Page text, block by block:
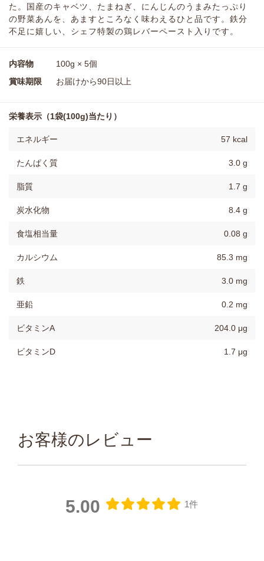
た。国産のキャベツ、たまねぎ、にんじんのうまみたっぷり
の野菜あんを、あますところなく味わえるひと品です。鉄分
不足に嬉しい、シェフ特製の鶏レバーペースト入りです。
内容物
100g × 5個
賞味期限
お届けから90日以上
栄養表示（1袋(100g)当たり）
エネルギー 57 kcal
たんぱく質 3.0 g
脂質 1.7 g
炭水化物 8.4 g
食塩相当量 0.08 g
カルシウム 85.3 mg
鉄 3.0 mg
亜鉛 0.2 mg
ビタミンA 204.0 μg
ビタミンD 1.7 μg
お客様のレビュー
5.00 1件